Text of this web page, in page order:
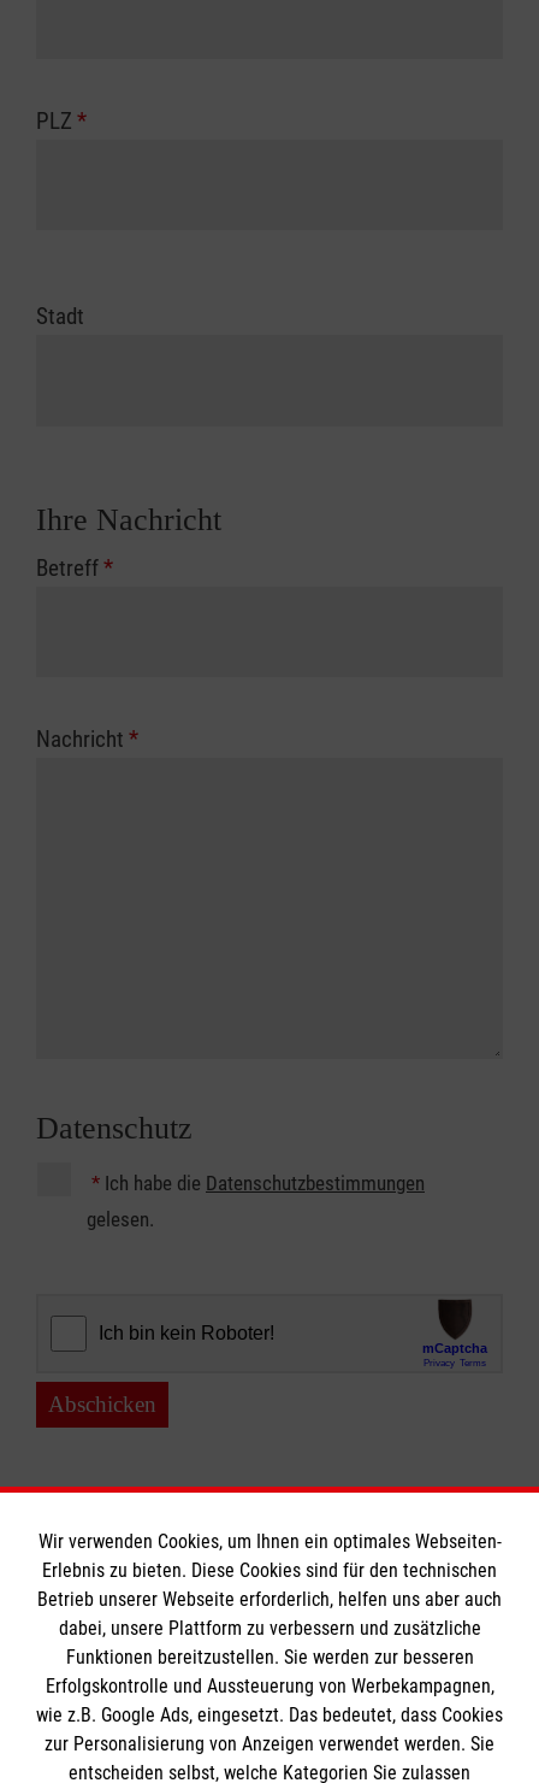
PLZ *
Stadt
Ihre Nachricht
Betreff*
Nachricht *
Datenschutz
* Ich habe die Datenschutzbestimmungen
gelesen.
Abschicken
Informationen
Impressum
Datenschutz
Barrierefreiheit
Die Malteser
Wir verwenden Cookies, um Ihnen ein optimales Webseiten-
Erlebnis zu bieten. Diese Cookies sind für den technischen
Betrieb unserer Webseite erforderlich, helfen uns aber auch
dabei, unsere Plattform zu verbessern und zusätzliche
Funktionen bereitzustellen. Sie werden zur besseren
Erfolgskontrolle und Aussteuerung von Werbekampagnen,
wie z.B. Google Ads, eingesetzt. Das bedeutet, dass Cookies
zur Personalisierung von Anzeigen verwendet werden. Sie
entscheiden selbst, welche Kategorien Sie zulassen